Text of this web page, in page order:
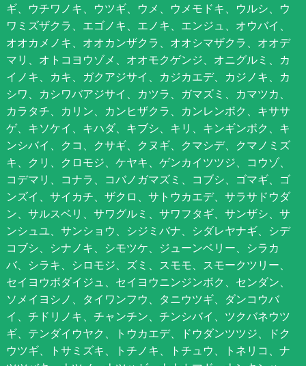
ギ、ウチワノキ、ウツギ、ウメ、ウメモドキ、ウルシ、ウ
ワミズザクラ、エゴノキ、エノキ、エンジュ、オウバイ、
オオカメノキ、オオカンザクラ、オオシマザクラ、オオデ
マリ、オトコヨウゾメ、オオモクゲンジ、オニグルミ、カ
イノキ、カキ、ガクアジサイ、カジカエデ、カジノキ、カ
シワ、カシワバアジサイ、カツラ、ガマズミ、カマツカ、
カラタチ、カリン、カンヒザクラ、カンレンボク、キササ
ゲ、キソケイ、キハダ、キブシ、キリ、キンギンボク、キ
ンシバイ、クコ、クサギ、クヌギ、クマシデ、クマノミズ
キ、クリ、クロモジ、ケヤキ、ゲンカイツツジ、コウゾ、
コデマリ、コナラ、コバノガマズミ、コブシ、ゴマギ、ゴ
ンズイ、サイカチ、ザクロ、サトウカエデ、サラサドウダ
ン、サルスベリ、サワグルミ、サワフタギ、サンザシ、サ
ンシュユ、サンショウ、シジミバナ、シダレヤナギ、シデ
コブシ、シナノキ、シモツケ、ジューンベリー、シラカ
バ、シラキ、シロモジ、ズミ、スモモ、スモークツリー、
セイヨウボダイジュ、セイヨウニンジンボク、センダン、
ソメイヨシノ、タイワンフウ、タニウツギ、ダンコウバ
イ、チドリノキ、チャンチン、チンシバイ、ツクバネウツ
ギ、テンダイウヤク、トウカエデ、ドウダンツツジ、ドク
ウツギ、トサミズキ、トチノキ、トチュウ、トネリコ、ナ